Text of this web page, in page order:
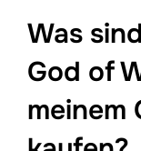
Was
God of
meinem